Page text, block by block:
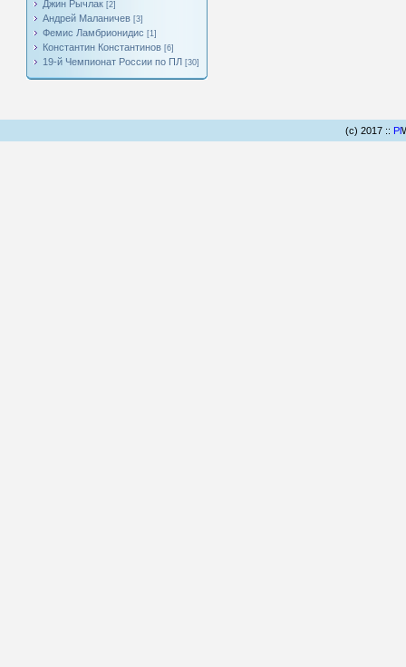
Джин Рычлак [2]
Андрей Маланичев [3]
Фемис Ламбрионидис [1]
Константин Константинов [6]
19-й Чемпионат России по ПЛ [30]
(c) 2017 :: Pl